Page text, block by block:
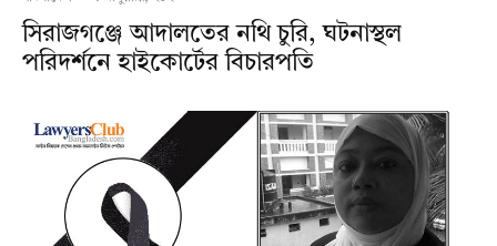
সিরাজগঞ্জে আদালতের নথি চুরি, ঘটনাস্থল
পরিদর্শনে হাইকোর্টের বিচারপতি